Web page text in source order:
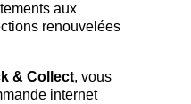
aux
renouvelées
& Collect, vous
internet